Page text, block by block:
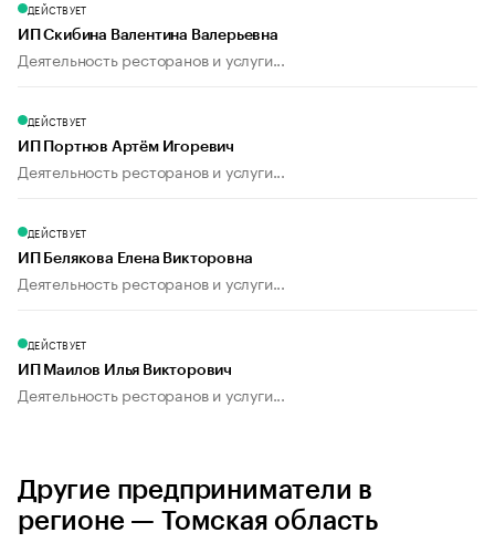
ДЕЙСТВУЕТ
ИП Скибина Валентина Валерьевна
Деятельность ресторанов и услуги...
ДЕЙСТВУЕТ
ИП Портнов Артём Игоревич
Деятельность ресторанов и услуги...
ДЕЙСТВУЕТ
ИП Белякова Елена Викторовна
Деятельность ресторанов и услуги...
ДЕЙСТВУЕТ
ИП Маилов Илья Викторович
Деятельность ресторанов и услуги...
Другие предприниматели в
регионе — Томская область